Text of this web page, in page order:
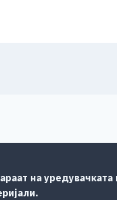
на уредувачката